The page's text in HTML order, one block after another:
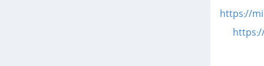
https://